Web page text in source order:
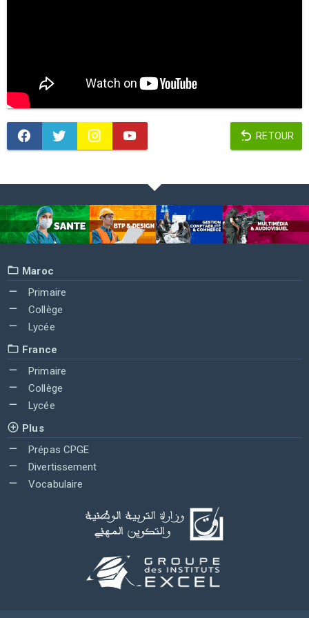
RETOUR
Maroc
Primaire
Collège
Lycée
France
Primaire
Collège
Lycée
Plus
Prépas CPGE
Divertissement
Vocabulaire